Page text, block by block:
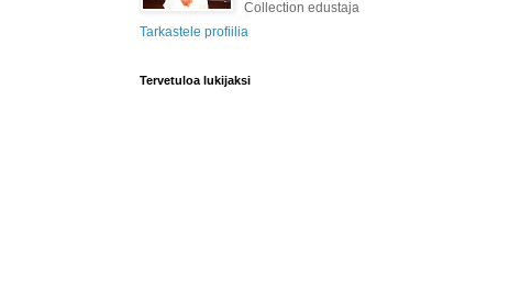
Collection edustaja
Tarkastele profiilia
Tervetuloa lukijaksi